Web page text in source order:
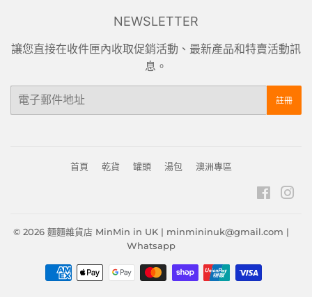
NEWSLETTER
讓您直接在收件匣內收取促銷活動、最新產品和特賣活動訊
息。
電
註冊
首頁 乾貨 罐頭 湯包 澳洲專區
© 2026 麵麵雜貨店 MinMin in UK| minmininuk@gmail.com |
Whatsapp
付